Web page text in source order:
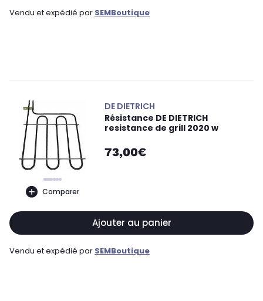
Vendu et expédié par SEMBoutique
Comparer
DE DIETRICH
Résistance DE DIETRICH
resistance de grill 2020 w
73,00€
Ajouter au panier
Vendu et expédié par SEMBoutique